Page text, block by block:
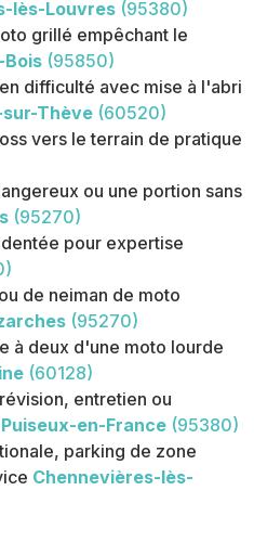
lès-Louvres (95380)
grillé empêchant le
(95850)
difficulté avec mise à l'abri
Thève (60520)
vers le terrain de pratique
ou une portion sans
(95270)
pour expertise
de neiman de moto
(95270)
à deux d'une moto lourde
(60128)
entretien ou
Puiseux-en-France (95380)
parking de zone
Chennevières-lès-